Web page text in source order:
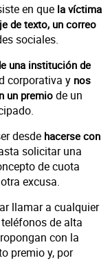
en que la víctima
de texto, un correo
sociales.
una institución de
corporativa y nos
un premiode un
desde hacerse con
solicitar una
de cuota
excusa.
llamar a cualquier
de alta
con la
premio y, por